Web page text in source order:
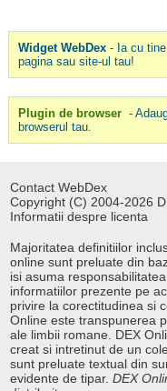
Widget WebDex- Ia cu tine
pagina sau site-ul tau!
Plugin de browser -
browserul tau.
Contact WebDex
Copyright (C) 2004-2026
Informatii despre licenta
Majoritatea definitiilor
online sunt preluate din
isi asuma
informatiilor prezente pe
privire la corectitudinea si
Online este transpunerea
ale limbii romane. DEX
creat si intretinut de un
sunt preluate textual din
evidente de tipar.DEX